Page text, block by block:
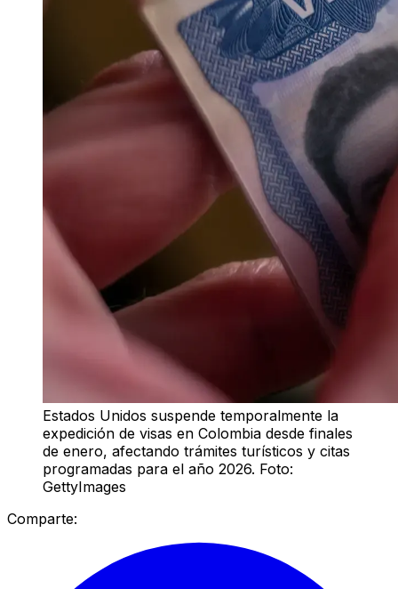
Estados Unidos suspende temporalmente la
expedición de visas en Colombia desde finales
de enero, afectando trámites turísticos y citas
programadas para el año 2026. Foto:
GettyImages
Comparte: